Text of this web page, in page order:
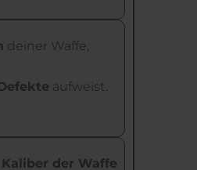
deiner Waffe,
aufweist.
der Waffe